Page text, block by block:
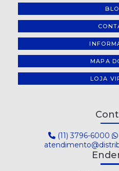
MAPA
LOJA
(11) 3796-6000